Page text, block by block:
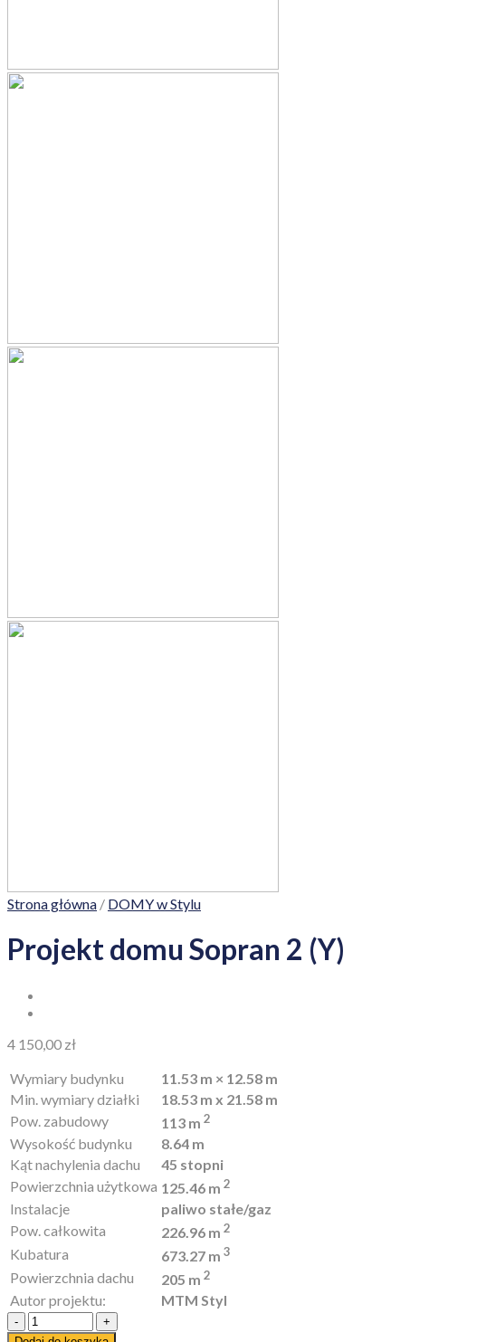
Strona główna / DOMY w Stylu
Projekt domu Sopran 2 (Y)
4 150,00 zł
Wymiary budynku
11.53 m × 12.58 m
Min. wymiary działki
18.53 m x 21.58 m
Pow. zabudowy
113 m 2
Wysokość budynku
8.64 m
Kąt nachylenia dachu
45 stopni
Powierzchnia użytkowa 125.46 m 2
Instalacje
paliwo stałe/gaz
Pow. całkowita
226.96 m 2
Kubatura 673.27 m 3
Powierzchnia dachu 205 m 2
Autor projektu:
MTM Styl
Ilość